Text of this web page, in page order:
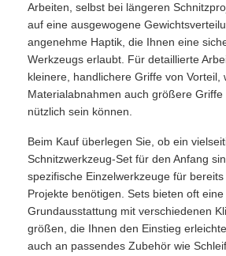
Arbeiten, selbst bei längeren
auf eine ausgewogene
angenehme Haptik, die Ihnen eine
Werkzeugs erlaubt. Für detaillierte
kleinere, handlichere Griffe von Vorteil,
Materialabnahmen auch größere
nützlich sein können.
Beim Kauf überlegen Sie, ob ein
Schnitzwerkzeug-Set für den Anfang
spezifische Einzelwerkzeuge für
Projekte benötigen. Sets bieten oft
Grundausstattung mit verschiedenen
größen, die Ihnen den Einstieg
auch an passendes Zubehör wie